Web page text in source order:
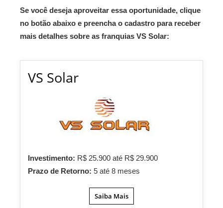
Se você deseja aproveitar essa oportunidade, clique
no botão abaixo e preencha o cadastro para receber
mais detalhes sobre as franquias VS Solar:
VS Solar
Investimento: R$ 25.900 até R$ 29.900
Prazo de Retorno: 5 até 8 meses
Saiba Mais